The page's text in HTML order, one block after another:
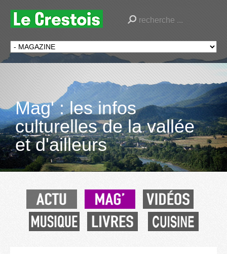
Mag' : les infos
culturelles de la vallée
et d'ailleurs